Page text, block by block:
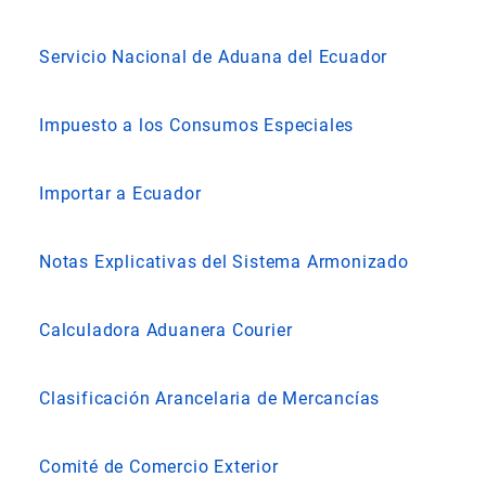
Servicio Nacional de Aduana del Ecuador
Impuesto a los Consumos Especiales
Importar a Ecuador
Notas Explicativas del Sistema Armonizado
Calculadora Aduanera Courier
Clasificación Arancelaria de Mercancías
Comité de Comercio Exterior